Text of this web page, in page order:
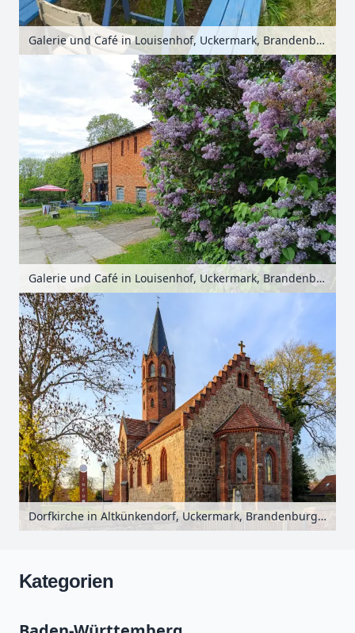
Galerie und Café in Louisenhof, Uckermark, Brandenburg, Deutschland
Galerie und Café in Louisenhof, Uckermark, Brandenburg, Deutschland
Dorfkirche in Altkünkendorf, Uckermark, Brandenburg, Deutschland
Kategorien